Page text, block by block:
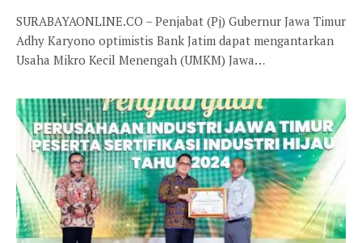
SURABAYAONLINE.CO – Penjabat (Pj) Gubernur Jawa Timur
Adhy Karyono optimistis Bank Jatim dapat mengantarkan
Usaha Mikro Kecil Menengah (UMKM) Jawa…